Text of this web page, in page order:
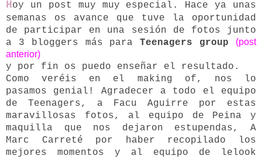
Hoy un post muy muy especial. Hace ya unas
semanas os avance que tuve la oportunidad
de participar en una sesión de fotos junto
a 3 bloggers más paraTeenagers group
(post
anterior)
y por fin os puedo enseñar el resultado.
Como veréis en el making of, nos lo
pasamos genial! Agradecer a todo el equipo
de Teenagers, a Facu Aguirre por estas
maravillosas fotos, al equipo de Peina y
maquilla que nos dejaron estupendas, A
Marc Carreté por haber recopilado los
mejores momentos y al equipo de lelook